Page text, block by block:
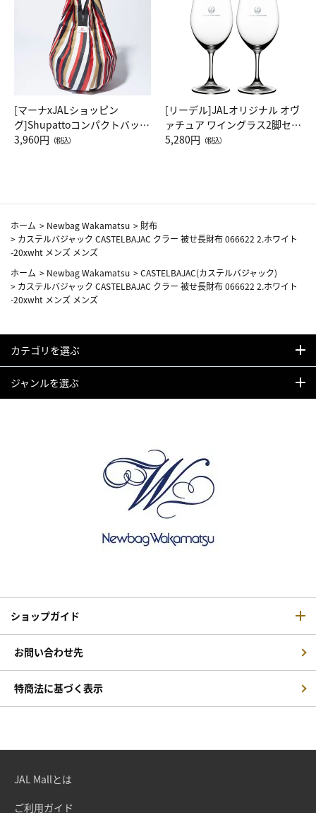
[マーナxJALショッピン
グ]Shupattoコンパクトバッグ
Drop JAL客室乗務員（LC）ス
3,960円 （税込）
[リーデル]JALオリジナル オヴ
ァチュア ワイングラス2脚セッ
ト（レッドワイン）
5,280円 （税込）
ホーム > Newbag Wakamatsu > 財布
> カステルバジャック CASTELBAJAC クラー 被せ長財布 066622 2.ホワイト
-20xwht メンズ メンズ
ホーム > Newbag Wakamatsu >CASTELBAJAC(カステルバジャック)
> カステルバジャック CASTELBAJAC クラー 被せ長財布 066622 2.ホワイト
-20xwht メンズ メンズ
カテゴリを選ぶ
ジャンルを選ぶ
ショップガイド
お問い合わせ先
特商法に基づく表示
JAL Mallとは
ご利用ガイド